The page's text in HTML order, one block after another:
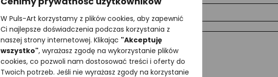
W Puls-Art korzystamy z plików cookies, aby zapewnić
Ci najlepsze doświadczenia podczas korzystania z
naszej strony internetowej. Klikając "Akceptuję
wszystko", wyrażasz zgodę na wykorzystanie plików
cookies, co pozwoli nam dostosować treści i oferty do
Twoich potrzeb. Jeśli nie wyrażasz zgody na korzystanie
E-mail
Wiadomość